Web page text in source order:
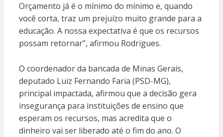
Orçamento já é o mínimo do mínimo e, quando
você corta, traz um prejuízo muito grande para a
educação. A nossa expectativa é que os recursos
possam retornar”, afirmou Rodrigues.
O coordenador da bancada de Minas Gerais,
deputado Luiz Fernando Faria (PSD-MG),
principal impactada, afirmou que a decisão gera
insegurança para instituições de ensino que
esperam os recursos, mas acredita que o
dinheiro vai ser liberado até o fim do ano. O